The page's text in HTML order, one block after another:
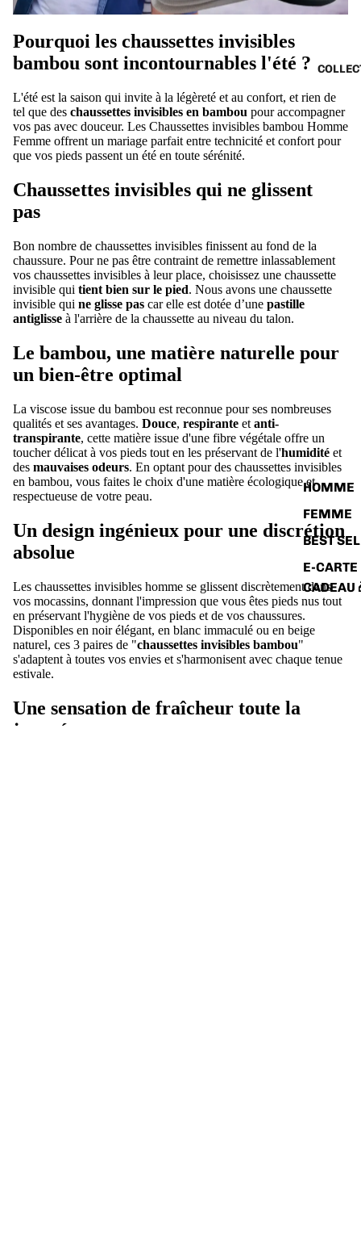
HOMME
FEMME
BEST
E-CARTE
CADEAU
Pourquoi les chaussettes invisibles
bambou sont incontournables l'été ?
L'été est la saison qui invite à la légèreté et au confort, et rien de
tel que des chaussettes invisibles en bambou pour accompagner
vos pas avec douceur. Les Chaussettes invisibles bambou Homme
Femme offrent un mariage parfait entre technicité et confort pour
que vos pieds passent un été en toute sérénité.
Chaussettes invisibles qui ne glissent
pas
Bon nombre de chaussettes invisibles finissent au fond de la
chaussure. Pour ne pas être contraint de remettre inlassablement
vos chaussettes invisibles à leur place, choisissez une chaussette
invisible qui tient bien sur le pied. Nous avons une chaussette
invisible qui ne glisse pas car elle est dotée d’une pastille
antiglisse à l'arrière de la chaussette au niveau du talon.
Le bambou, une matière naturelle pour
un bien-être optimal
La viscose issue du bambou est reconnue pour ses nombreuses
qualités et ses avantages. Douce, respirante et anti-
transpirante, cette matière issue d'une fibre végétale offre un
toucher délicat à vos pieds tout en les préservant de l'humidité et
des mauvaises odeurs. En optant pour des chaussettes invisibles
en bambou, vous faites le choix d'une matière écologique et
respectueuse de votre peau.
Un design ingénieux pour une discrétion
absolue
Les chaussettes invisibles homme se glissent discrètement dans
vos mocassins, donnant l'impression que vous êtes pieds nus tout
en préservant l'hygiène de vos pieds et de vos chaussures.
Disponibles en noir élégant, en blanc immaculé ou en beige
naturel, ces 3 paires de "chaussettes invisibles bambou"
s'adaptent à toutes vos envies et s'harmonisent avec chaque tenue
estivale.
Une sensation de fraîcheur toute la
journée